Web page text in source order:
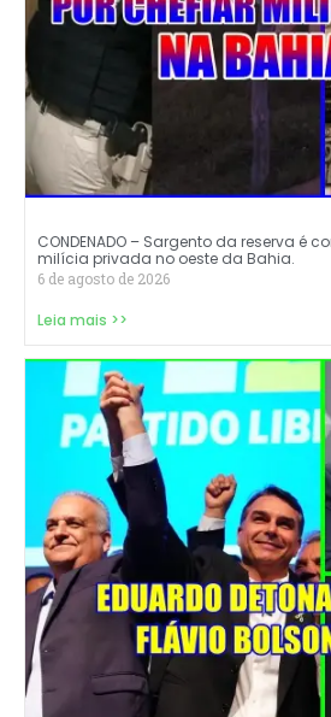
CONDENADO – Sargento da reserva é
milícia privada no oeste da Bahia.
6 de agosto de 2026
Leia mais >>